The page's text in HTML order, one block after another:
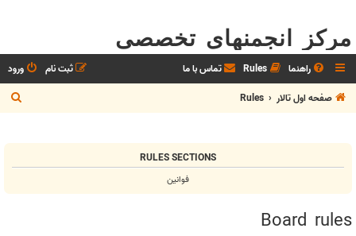
مرکز انجمنهای تخصصی
راهنما Rules تماس با ما ورود
ثبت نام
صفحه اول تالار
Rules
س
RULES SECTIONS
فوانین
Board rules